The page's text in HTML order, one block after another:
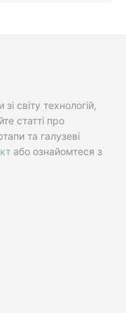
світу технологій,
статті про
та галузеві
або ознайомтеся з